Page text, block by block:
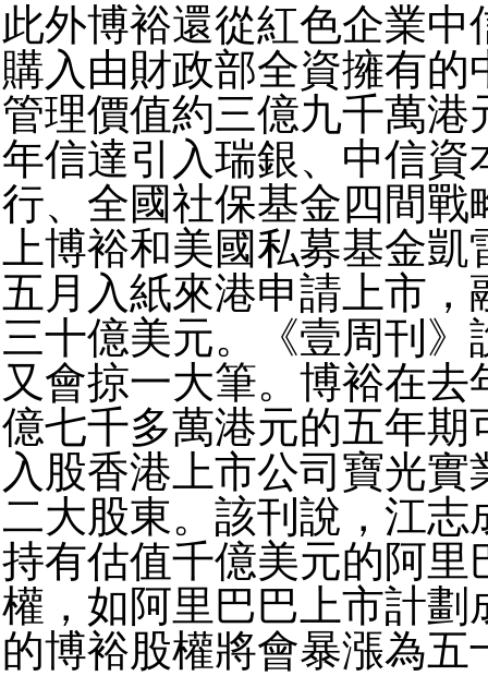
此外博裕還從紅色企業中
購入由財政部全資擁有的
管理價值約三億九千萬港
年信達引入瑞銀、中信資
行、全國社保基金四間戰
上博裕和美國私募基金
五月入紙來港申請上市，
三十億美元。《壹周刊》
又會掠一大筆。博裕在去
億七千多萬港元的五年期
入股香港上市公司寶光實
二大股東。該刊說，江志
持有估值千億美元的阿里
權，如阿里巴巴上市計劃
的博裕股權將會暴漲為五